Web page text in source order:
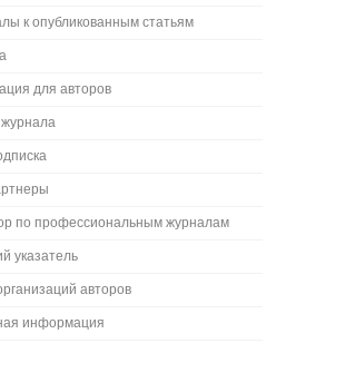
к опубликованным статьям
для авторов
журнала
по профессиональным журналам
указатель
авторов
информация